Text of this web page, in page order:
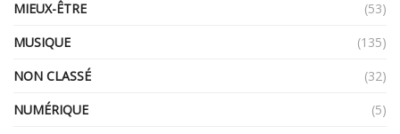
MIEUX-ÊTRE
(53)
MUSIQUE
(135)
NON CLASSÉ
(32)
NUMÉRIQUE
(5)